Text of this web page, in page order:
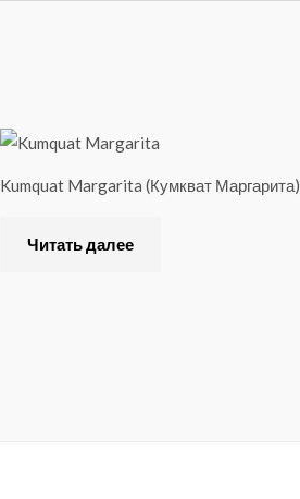
Kumquat Margarita (Кумкват Маргарита)
Читать далее